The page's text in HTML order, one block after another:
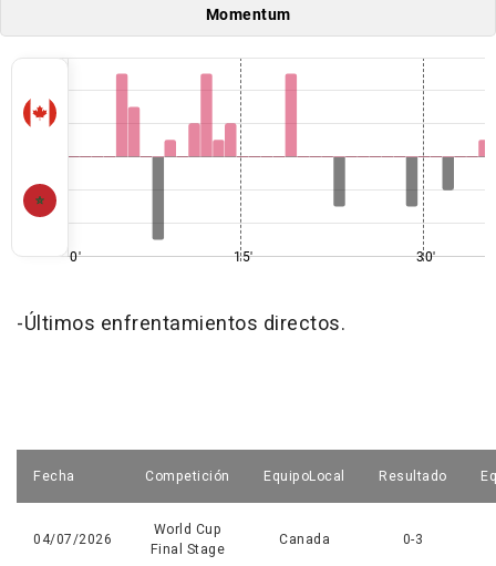
Momentum
0' 15' 30'
-Últimos enfrentamientos directos.
Fecha Competición EquipoLocal Resultado
04/07/2026
World Cup
Final Stage
Canada 0-3